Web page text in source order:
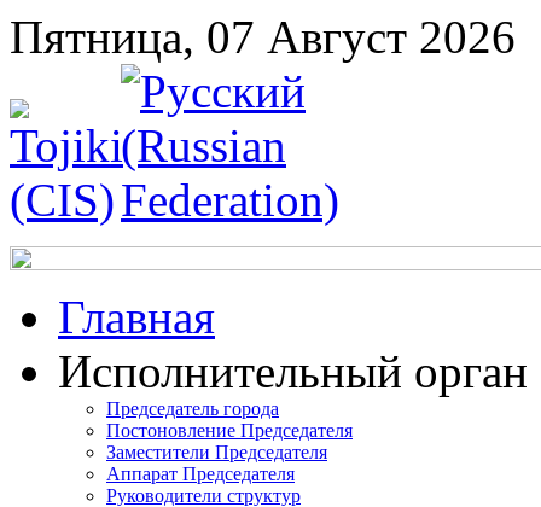
Пятница, 07 Август 2026
Главная
Исполнительный орган
Председатель города
Постоновление Председателя
Заместители Председателя
Аппарат Председателя
Руководители структур